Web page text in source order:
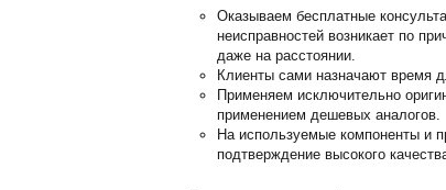
Оказываем бесплатные
неисправностей возникает по
даже на расстоянии.
Клиенты сами назначают время
Применяем исключительно
применением дешевых аналогов.
На используемые компоненты и
подтверждение высокого